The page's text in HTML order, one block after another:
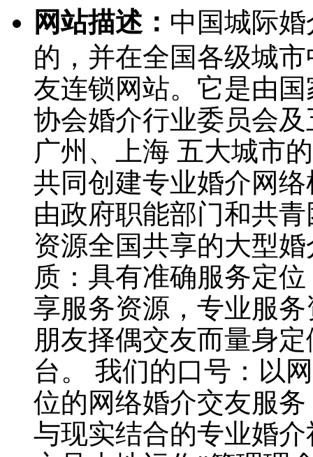
网站描述： 中国城际
的，并在全国各级城
友连锁网站。它是由
协会婚介行业委员会
广州、上海 五大城市
共同创建专业婚介网
由政府职能部门和共
资源全国共享的大型
质：具有准确服务定
享服务资源，专业服
朋友择偶交友而量身
台。 我们的口号：以
位的网络婚介交友服
与现实结合的专业婚